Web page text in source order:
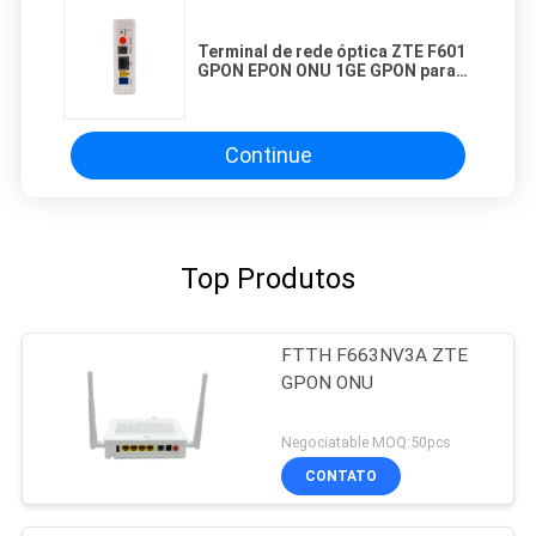
Terminal de rede óptica ZTE F601
GPON EPON ONU 1GE GPON para
Continue
Top Produtos
FTTH F663NV3A ZTE
GPON ONU
Negociatable MOQ:50pcs
CONTATO